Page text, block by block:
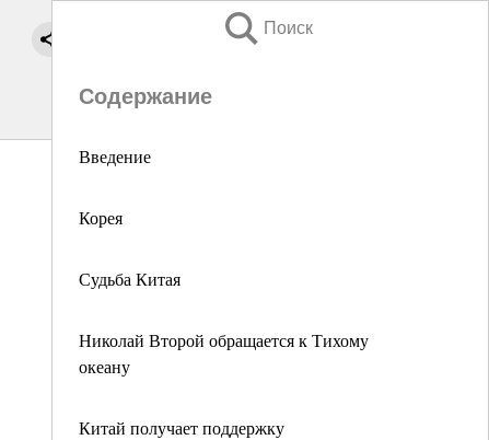
Поиск
Содержание
Введение
Корея
Судьба Китая
Николай Второй обращается к Тихому
океану
Китай получает поддержку